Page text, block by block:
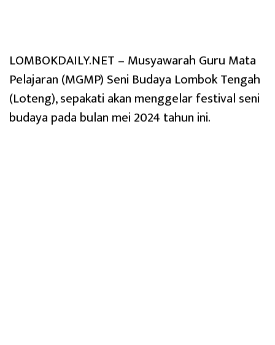
LOMBOKDAILY.NET – Musyawarah Guru Mata
Pelajaran (MGMP) Seni Budaya Lombok Tengah
(Loteng), sepakati akan menggelar festival seni
budaya pada bulan mei 2024 tahun ini.